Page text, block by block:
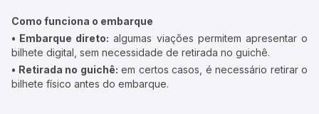
Como funciona o embarque
• Embarque direto: algumas viações permitem apresentar o
bilhete digital, sem necessidade de retirada no guichê.
• Retirada no guichê: em certos casos, é necessário retirar o
bilhete físico antes do embarque.